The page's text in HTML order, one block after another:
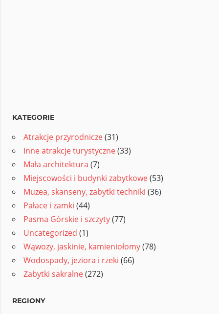
KATEGORIE
Atrakcje przyrodnicze(31)
Inne atrakcje turystyczne(33)
Mała architektura (7)
Miejscowości i budynki zabytkowe(53)
Muzea, skanseny, zabytki techniki (36)
Pałace i zamki (44)
Pasma Górskie i szczyty(77)
Uncategorized (1)
Wąwozy, jaskinie, kamieniołomy(78)
Wodospady, jeziora i rzeki (66)
Zabytki sakralne(272)
REGIONY